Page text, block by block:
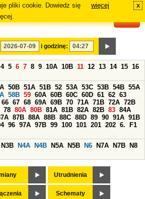
pliki cookie. Dowiedz się
więcej x
i godzinę:
4 5 6 7 8 9 10A 10B 11 12 13 14 15 16
50B 51A 51B 52 53A 53C 53B 54B 55A
58B 59 60A 60B 60C 60D 61 62 63
66 67 68 69A 69B 70 71A 71B 72A 72B
78 80A 80B 81A 81B 82A 82B 83 84A
87B 88A 88B 88C 88D 89 90 91A 91B
96 97A 97B 99 100 101 201 202 6.
F1
N3B N4A N4B N5A N5B N6 N7A N7B
N8
Utrudnienia
Schematy